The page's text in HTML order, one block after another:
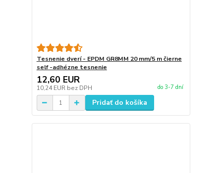
Tesnenie dverí - EPDM GR8MM 20 mm/5 m čierne
self -adhézne tesnenie
12,60 EUR
10,24 EUR bez DPH do 3-7 dní
Pridať do košíka